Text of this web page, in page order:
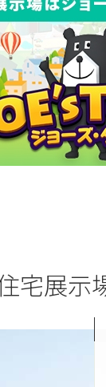
宅展示